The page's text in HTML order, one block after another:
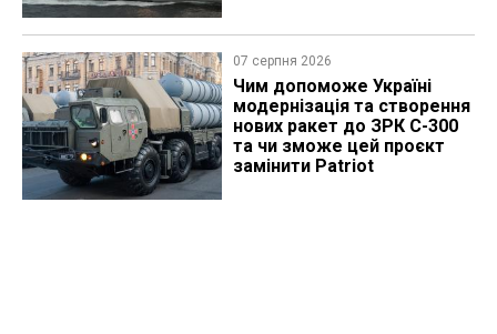
07 серпня 2026
Чим допоможе Україні
модернізація та створення
нових ракет до ЗРК С-300
та чи зможе цей проєкт
замінити Patriot